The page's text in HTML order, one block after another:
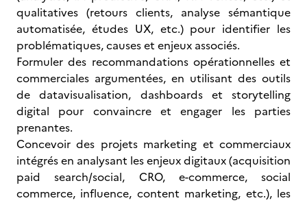
qualitatives (retours clients, analyse sémantique
automatisée, études UX, etc.) pour identifier les
problématiques, causes et enjeux associés.
Formuler des recommandations opérationnelles et
commerciales argumentées, en utilisant des outils
de datavisualisation, dashboards et storytelling
digital pour convaincre et engager les parties
prenantes.
Concevoir des projets marketing et commerciaux
intégrés en analysant les enjeux digitaux (acquisition
paid search/social, CRO, e-commerce, social
commerce, influence, content marketing, etc.), les